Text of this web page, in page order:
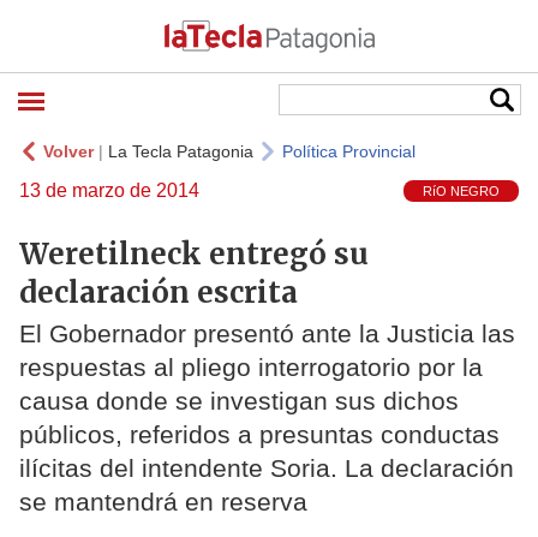
Volver| La Tecla Patagonia Política Provincial
13 de marzo de 2014 RíO NEGRO
Weretilneck entregó su
declaración escrita
El Gobernador presentó ante la Justicia las
respuestas al pliego interrogatorio por la
causa donde se investigan sus dichos
públicos, referidos a presuntas conductas
ilícitas del intendente Soria. La declaración
se mantendrá en reserva